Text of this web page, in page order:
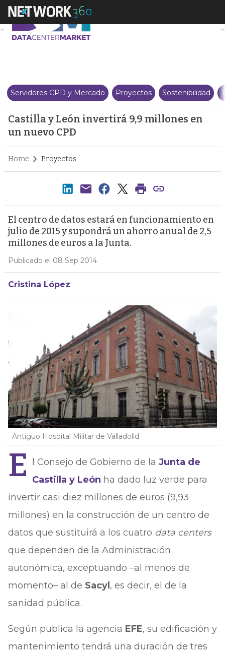
Castilla y León invertirá 9,9
Servidores CPD y Mercado Proyectos Sostenibilidad
Castilla y León invertirá 9,9 millones en
un nuevo CPD
Home Proyectos
El centro de datos estará en funcionamiento en
julio de 2015 y supondrá un ahorro anual de 2,5
millones de euros a la Junta.
Publicado el 08 Sep 2014
Cristina López
Antiguo Hospital Militar de Valladolid.
E l Consejo de Gobierno de la Junta de
Castilla y León ha dado luz verde para
invertir casi diez millones de euros (9,93
millones) en la construcción de un centro de
datos que sustituirá a los cuatro data centers
que dependen de la Administración
autonómica, exceptuando –al menos de
momento– al de Sacyl , es decir, el de la
sanidad pública.
Según publica la agencia EFE, su edificación y
mantenimiento tendrá una duración de tres